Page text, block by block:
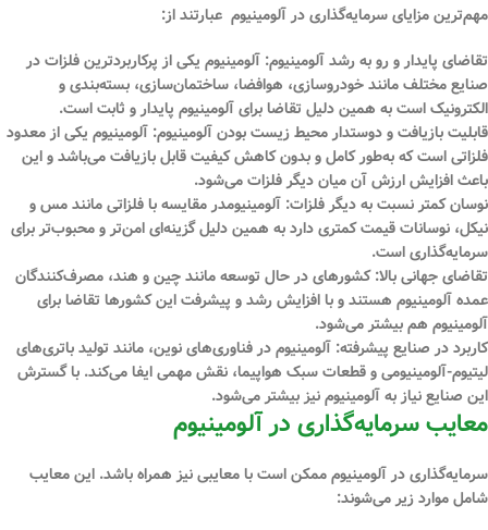
مهم‌ترین مزایای سرمایه‌گذاری در آلومینیوم عبارتند از:
تقاضای پایدار و رو به رشد آلومینیوم: آلومینیوم یکی از پرکاربردترین فلزات در
صنایع مختلف مانند خودروسازی، هوافضا، ساختمان‌سازی، بسته‌بندی و
الکترونیک است به همین دلیل تقاضا برای آلومینیوم پایدار و ثابت است.
قابلیت بازیافت و دوستدار محیط زیست بودن آلومینیوم: آلومینیوم یکی از معدود
فلزاتی است که به‌طور کامل و بدون کاهش کیفیت قابل بازیافت می‌باشد و این
باعث افزایش ارزش آن میان دیگر فلزات می‌شود.
نوسان کمتر نسبت به دیگر فلزات: آلومینیومدر مقایسه با فلزاتی مانند مس و
نیکل، نوسانات قیمت کمتری دارد به همین دلیل گزینه‌ای امن‌تر و محبوب‌تر برای
سرمایه‌گذاری است.
تقاضای جهانی بالا:کشورهای در حال توسعه مانند چین و هند، مصرف‌کنندگان
عمده آلومینیوم هستند و با افزایش رشد و پیشرفت این کشورها تقاضا برای
آلومینیوم هم بیشتر می‌شود.
کاربرد در صنایع پیشرفته: آلومینیوم در فناوری‌های نوین، مانند تولید باتری‌های
لیتیوم-آلومینیومی و قطعات سبک هواپیما، نقش مهمی ایفا می‌کند. با گسترش
این صنایع نیاز به آلومینیوم نیز بیشتر می‌شود.
معایب سرمایه‌گذاری در آلومینیوم
سرمایه‌گذاری در آلومینیوم ممکن است با معایبی نیز همراه باشد. این معایب
شامل موارد زیر می‌شوند: